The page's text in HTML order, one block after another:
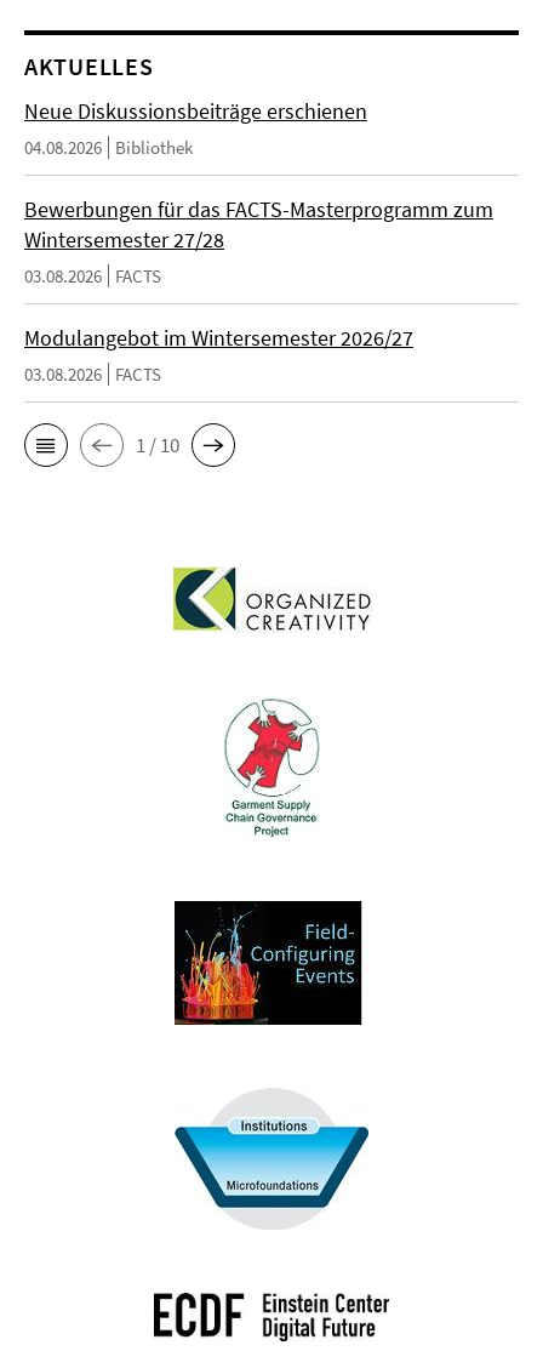
AKTUELLES
Neue Diskussionsbeiträge erschienen
04.08.2026 Bibliothek
Bewerbungen für das FACTS-Masterprogramm zum
Wintersemester 27/28
03.08.2026 FACTS
Modulangebot im Wintersemester 2026/27
03.08.2026 FACTS
1 / 10